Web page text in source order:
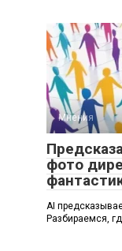
Мнения
фото
AI
Разбираемся,